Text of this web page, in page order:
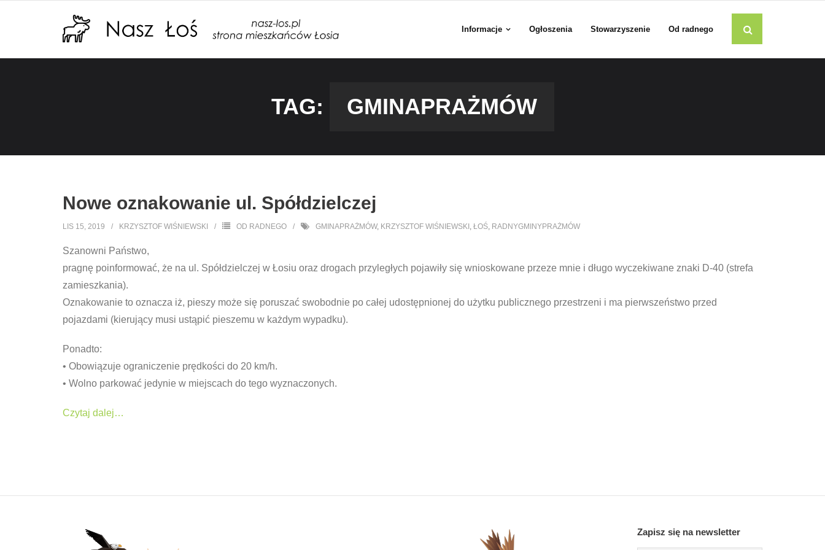
Informacje Ogłoszenia Stowarzyszenie Od radnego
TAG: GMINAPRAŻMÓW
Nowe oznakowanie ul. Spółdzielczej
LIS 15, 2019 KRZYSZTOF WIŚNIEWSKI OD RADNEGO GMINAPRAŻMÓW, KRZYSZTOF WIŚNIEWSKI , ŁOŚ, RADNYGMINYPRAŻMÓW
Szanowni Państwo,
pragnę poinformować, że na ul. Spółdzielczej w Łosiu oraz drogach przyległych pojawiły się wnioskowane przeze mnie i długo wyczekiwane znaki D-40 (strefa
zamieszkania).
Oznakowanie to oznacza iż, pieszy może się poruszać swobodnie po całej udostępnionej do użytku publicznego przestrzeni i ma pierwszeństwo przed
pojazdami (kierujący musi ustąpić pieszemu w każdym wypadku).
Ponadto:
• Obowiązuje ograniczenie prędkości do 20 km/h.
• Wolno parkować jedynie w miejscach do tego wyznaczonych.
Czytaj dalej…
Zapisz się na newsletter